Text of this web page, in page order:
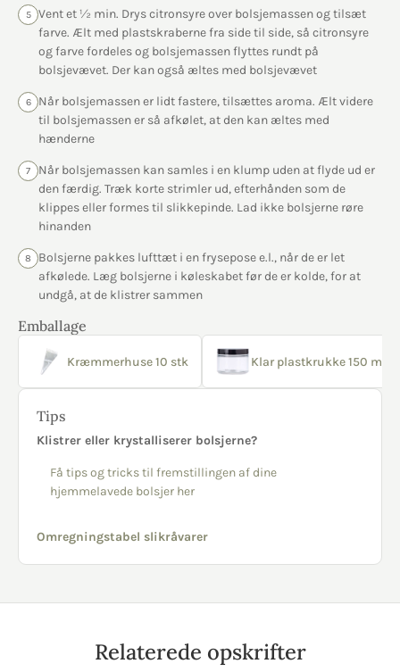
5
Vent et ½ min. Drys citronsyre over bolsjemassen og tilsæt
farve. Ælt med plastskraberne fra side til side, så citronsyre
og farve fordeles og bolsjemassen flyttes rundt på
bolsjevævet. Der kan også æltes med bolsjevævet
6
Når bolsjemassen er lidt fastere, tilsættes aroma. Ælt videre
til bolsjemassen er så afkølet, at den kan æltes med
hænderne
7
Når bolsjemassen kan samles i en klump uden at flyde ud er
den færdig. Træk korte strimler ud, efterhånden som de
klippes eller formes til slikkepinde. Lad ikke bolsjerne røre
hinanden
8
Bolsjerne pakkes lufttæt i en frysepose e.l., når de er let
afkølede. Læg bolsjerne i køleskabet før de er kolde, for at
undgå, at de klistrer sammen
Emballage
Kræmmerhuse 10 stk Klar plastkrukke 150 ml
Tips
Klistrer eller krystalliserer bolsjerne?
Få tips og tricks til fremstillingen af dine
hjemmelavede bolsjer her
Omregningstabel slikråvarer
Relaterede opskrifter